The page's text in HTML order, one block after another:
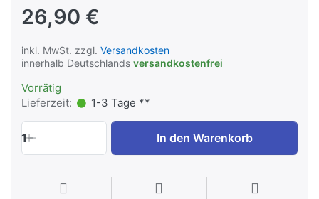
26,90 €
inkl. MwSt. zzgl. Versandkosten
innerhalb Deutschlands versandkostenfrei
Vorrätig
Lieferzeit:
1-3 Tage **
1 In den Warenkorb